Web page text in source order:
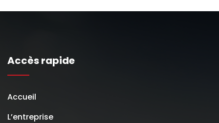
Accès rapide
Accueil
L’entreprise